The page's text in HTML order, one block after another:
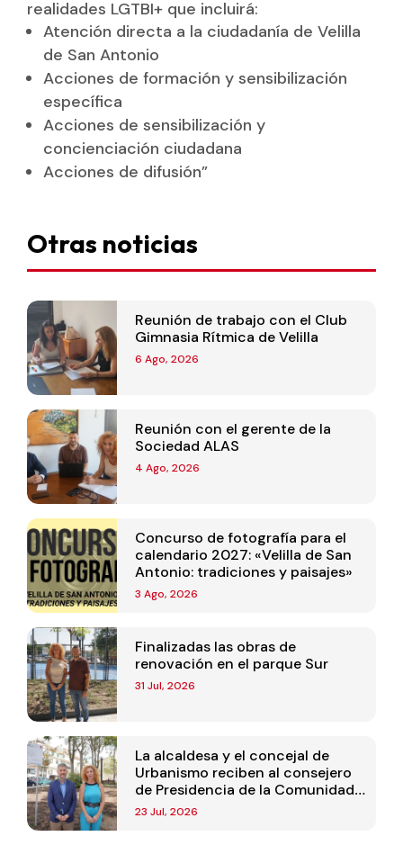
realidades LGTBI+ que incluirá:
Atención directa a la ciudadanía de Velilla
de San Antonio
Acciones de formación y sensibilización
específica
Acciones de sensibilización y
concienciación ciudadana
Acciones de difusión”
Otras noticias
Reunión de trabajo con el Club
Gimnasia Rítmica de Velilla
6 Ago, 2026
Reunión con el gerente de la
Sociedad ALAS
4 Ago, 2026
Concurso de fotografía para el
calendario 2027: «Velilla de San
Antonio: tradiciones y paisajes»
3 Ago, 2026
Finalizadas las obras de
renovación en el parque Sur
31 Jul, 2026
La alcaldesa y el concejal de
Urbanismo reciben al consejero
de Presidencia de la Comunidad
de Madrid
23 Jul, 2026